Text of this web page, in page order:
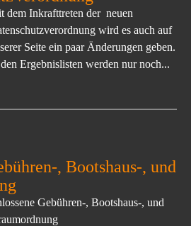
dem Inkrafttreten der neuen
wird es auch auf
Seite ein paar Änderungen geben.
Ergebnislisten werden nur noch...
, Bootshaus-, und
Gebühren-, Bootshaus-, und